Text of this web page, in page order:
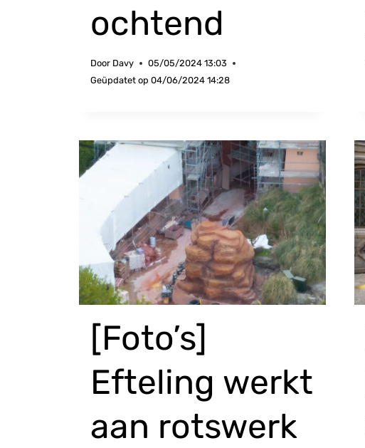
ochtend
Door Davy
05/05/2024 13:03
Geüpdatet op 04/06/2024 14:28
[Foto’s]
Efteling werkt
aan rotswerk